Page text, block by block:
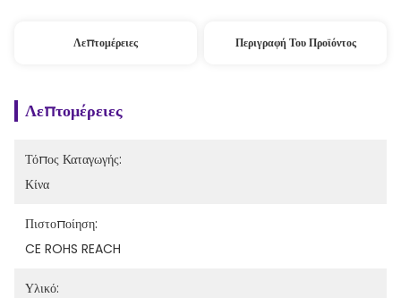
Λεπτομέρειες Περιγραφή Του Προϊόντος
Λεπτομέρειες
Τόπος Καταγωγής:
Κίνα
Πιστοποίηση:
CE ROHS REACH
Υλικό: